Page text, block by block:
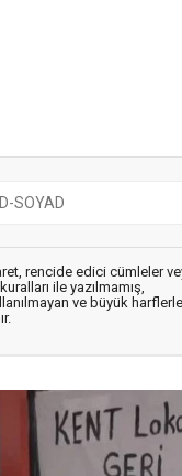
rencide edici cümleler
ile yazılmamış,
ve büyük